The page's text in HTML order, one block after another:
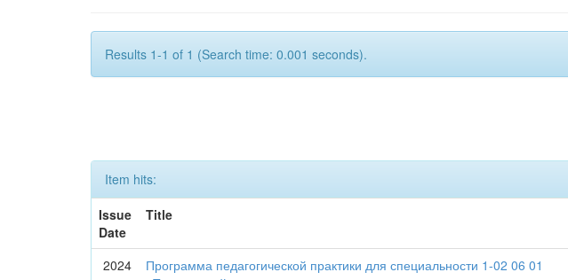
Results 1-1 of 1 (Search time: 0.001 seconds).
Item hits:
Issue
Date
Title
2024
Программа педагогической практики для специальности 1-02 06 01